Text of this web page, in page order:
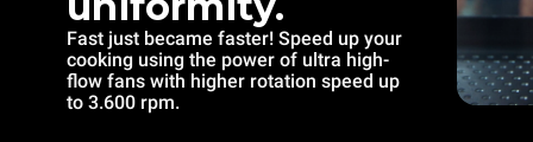
Fast just became faster! Speed up your
cooking using the power of ultra high-
flow fans with higher rotation speed up
to 3.600 rpm.